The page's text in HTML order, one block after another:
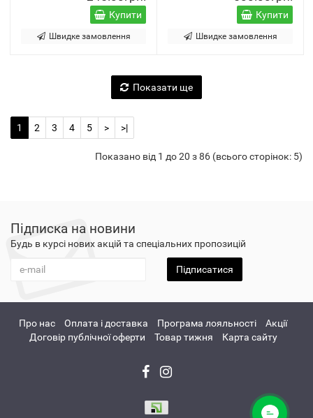
Купити
Швидке замовлення
Купити
Швидке замовлення
Показати ще
1 2 3 4 5 > >|
Показано від 1 до 20 з 86 (всього сторінок: 5)
Підписка на новини
Будь в курсі нових акцій та спеціальних пропозицій
Підписатися
Про нас Оплата і доставка Програма лояльності
Акції
Договір публічної оферти
Товар тижня Карта сайту